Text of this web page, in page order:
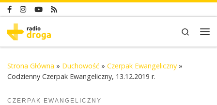
Skip to content
Search
Strona Główna » Duchowość » Czerpak Ewangeliczny »
Codzienny Czerpak Ewangeliczny, 13.12.2019 r.
CZERPAK EWANGELICZNY